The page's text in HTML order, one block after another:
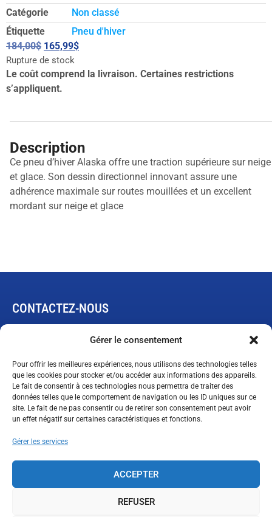
Gérer le consentement
Pour offrir les meilleures expériences, nous utilisons des technologies telles
que les cookies pour stocker et/ou accéder aux informations des appareils.
Le fait de consentir à ces technologies nous permettra de traiter des
données telles que le comportement de navigation ou les ID uniques sur ce
site. Le fait de ne pas consentir ou de retirer son consentement peut avoir
un effet négatif sur certaines caractéristiques et fonctions.
Gérer les services
ACCEPTER
REFUSER
Catégorie
Non classé
Étiquette
Pneu d'hiver
184,00$ 165,99$
Rupture de stock
Le coût comprend la livraison. Certaines restrictions
s’appliquent.
Description
Ce pneu d’hiver Alaska offre une traction supérieure sur neige
et glace. Son dessin directionnel innovant assure une
adhérence maximale sur routes mouillées et un excellent
mordant sur neige et glace
CONTACTEZ-NOUS
Rimouski, Québec G5M 1B4
Demande de garantie limitée
ventes@technopneu.com
SUIVEZ-NOUS